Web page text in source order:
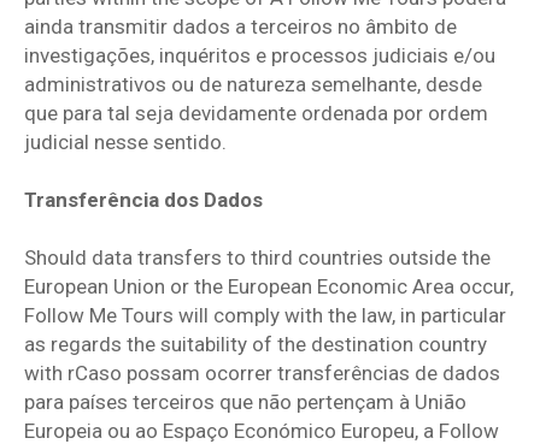
ainda transmitir dados a terceiros no âmbito de
investigações, inquéritos e processos judiciais e/ou
administrativos ou de natureza semelhante, desde
que para tal seja devidamente ordenada por ordem
judicial nesse sentido.
Transferência dos Dados
Should data transfers to third countries outside the
European Union or the European Economic Area occur,
Follow Me Tours will comply with the law, in particular
as regards the suitability of the destination country
with rCaso possam ocorrer transferências de dados
para países terceiros que não pertençam à União
Europeia ou ao Espaço Económico Europeu, a Follow